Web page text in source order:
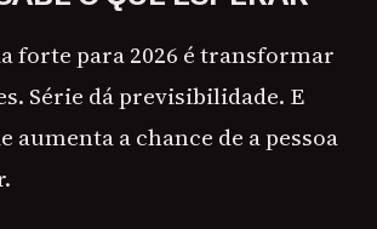
forte para 2026 é transformar
Série dá previsibilidade. E
aumenta a chance de a pessoa